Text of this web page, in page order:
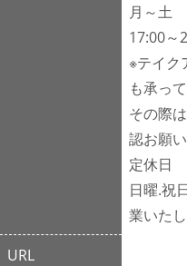
月～土
17:00～
※テイク
も承っ
その際
認お願
定休日
日曜.祝
業いた
URL